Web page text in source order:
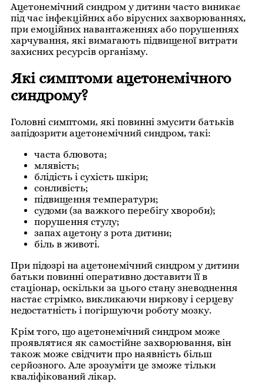
Ацетонемічний синдром у дитини часто виникає
під час інфекційних або вірусних захворюваннях,
при емоційних навантаженнях або порушеннях
харчування, які вимагають підвищеної витрати
захисних ресурсів організму.
Які симптоми ацетонемічного
синдрому?
Головні симптоми, які повинні змусити батьків
запідозрити ацетонемічний синдром, такі:
часта блювота;
млявість;
блідість і сухість шкіри;
сонливість;
підвищення температури;
судоми (за важкого перебігу хвороби);
порушення стулу;
запах ацетону з рота дитини;
біль в животі.
При підозрі на ацетонемічний синдром у дитини
батьки повинні оперативно доставити її в
стаціонар, оскільки за цього стану зневоднення
настає стрімко, викликаючи ниркову і серцеву
недостатність і погіршуючи роботу мозку.
Крім того, що ацетонемічний синдром може
проявлятися як самостійне захворювання, він
також може свідчити про наявність більш
серйозного. Але зрозуміти це зможе тільки
кваліфікований лікар.